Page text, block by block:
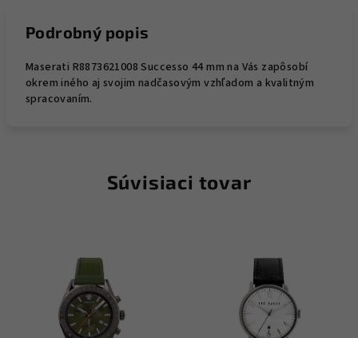
Podrobný popis
Maserati R8873621008 Successo 44 mm na Vás zapôsobí
okrem iného aj svojim nadčasovým vzhľadom a kvalitným
spracovaním.
Súvisiaci tovar